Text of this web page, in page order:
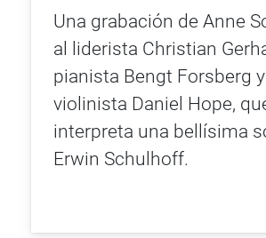
Una grabación de Anne
al liderista Christian
pianista Bengt Forsberg y
violinista Daniel Hope,
interpreta una bellísima
Erwin Schulhoff.